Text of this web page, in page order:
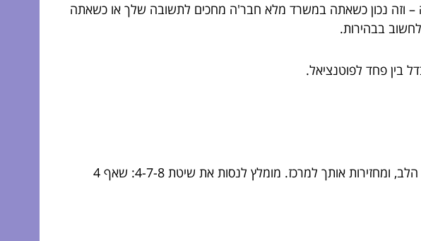
– וזה נכון כשאתה במשרד מלא חבר'ה מחכים לתשובה שלך או כשאתה
בבהירות.
בין פחד לפוטנציאל.
נשימות עמוקות, איטיות ובמדדים נכון הן נשק סודי בעולם הנפש. הן מורידות אוטומטית את קצב הלב, ומחזירות אותך למרכז. מומלץ לנסות את שיטת 4-7-8: שאף 4